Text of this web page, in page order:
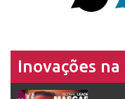
Inovações